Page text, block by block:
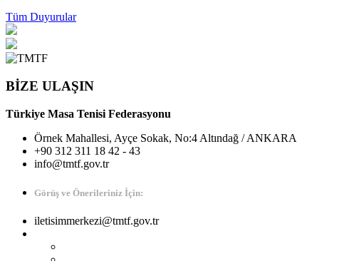
Tüm Duyurular
BİZE ULAŞIN
Türkiye Masa Tenisi Federasyonu
Örnek Mahallesi, Ayçe Sokak, No:4 Altındağ / ANKARA
+90 312 311 18 42 - 43
info@tmtf.gov.tr
Görüş ve Önerileriniz İçin:
iletisimmerkezi@tmtf.gov.tr